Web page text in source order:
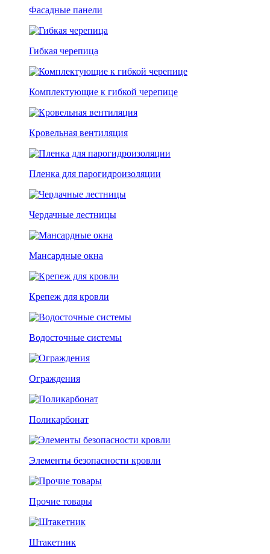
Фасадные панели
Гибкая черепица
Комплектующие к гибкой черепице
Кровельная вентиляция
Пленка для парогидроизоляции
Чердачные лестницы
Мансардные окна
Крепеж для кровли
Водосточные системы
Ограждения
Поликарбонат
Элементы безопасности кровли
Прочие товары
Штакетник